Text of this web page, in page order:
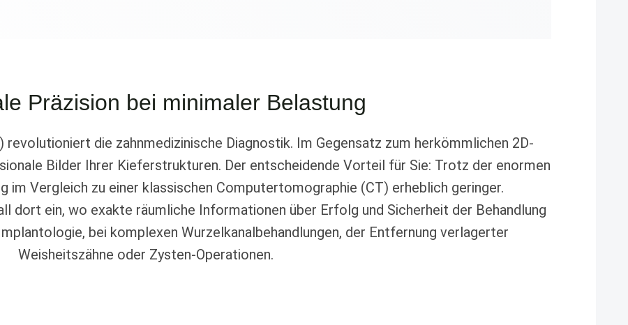
Präzision bei minimaler Belastung
die zahnmedizinische Diagnostik. Im Gegensatz zum herkömmlichen 2D-
Bilder Ihrer Kieferstrukturen. Der entscheidende Vorteil für Sie: Trotz der enormen
im Vergleich zu einer klassischen Computertomographie (CT) erheblich geringer.
dort ein, wo exakte räumliche Informationen über Erfolg und Sicherheit der Behandlung
bei komplexen Wurzelkanalbehandlungen, der Entfernung verlagerter
Weisheitszähne oder Zysten-Operationen.